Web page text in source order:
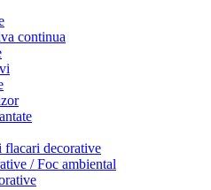
continua
flacari decorative
/ Foc ambiental